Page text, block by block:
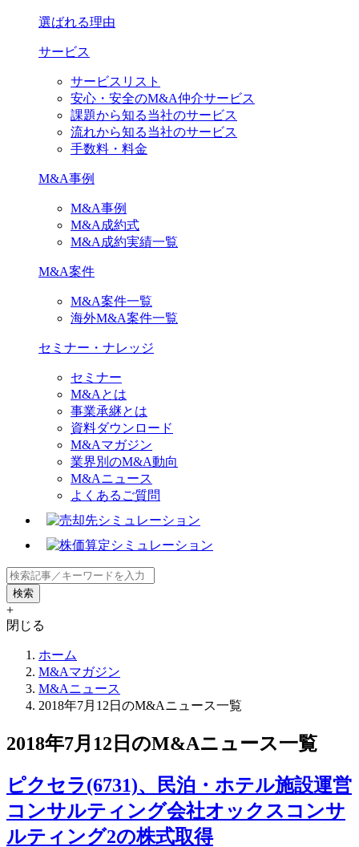
選ばれる理由
サービス
サービスリスト
安心・安全のM&A仲介サービス
課題から知る当社のサービス
流れから知る当社のサービス
手数料・料金
M&A事例
M&A事例
M&A成約式
M&A成約実績一覧
M&A案件
M&A案件一覧
海外M&A案件一覧
セミナー・ナレッジ
セミナー
M&Aとは
事業承継とは
資料ダウンロード
M&Aマガジン
業界別のM&A動向
M&Aニュース
よくあるご質問
+
閉じる
ホーム
M&Aマガジン
M&Aニュース
2018年7月12日のM&Aニュース一覧
2018年7月12日のM&Aニュース一覧
ピクセラ(6731)、民泊・ホテル施設運営
コンサルティング会社オックスコンサ
ルティング2の株式取得